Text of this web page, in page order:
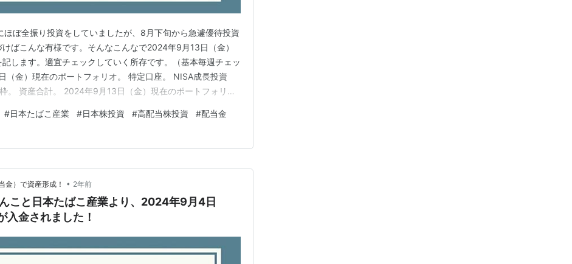
ほぼ全振り投資をしていましたが、8月下旬から急遽優待投資
ばこんな有様です。そんなこんなで2024年9月13日（金）
します。適宜チェックしていく所存です。（基本毎週チェッ
（金）現在のポートフォリオ。 特定口座。 NISA成長投資
。 資産合計。 2024年9月13日（金）現在のポートフォリ
います。 ということでポートフォリオを見ていきましょ
…
#日本たばこ産業 #日本株投資 #高配当株投資 #配当金
金）で資産形成！ • 2年前
こと日本たばこ産業より、2024年9月4日
入金されました！